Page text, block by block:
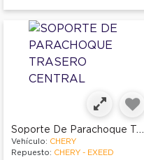
Soporte De Parachoque Trasero Central
Vehículo: CHERY
Repuesto: CHERY - EXEED